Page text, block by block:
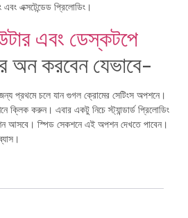
এক্সটেন্ডেড প্রিলোডিং।
এবং ডেস্কটপে
অন করবেন যেভাবে-
প্রথমে চলে যান গুগল ক্রোমের সেটিংস অপশনে।
ক্লিক করুন। এবার একটু নিচে স্ট্যান্ডার্ড প্রিলোডিং
আসবে। স্পিড সেকশনে এই অপশন দেখতে পাবেন।